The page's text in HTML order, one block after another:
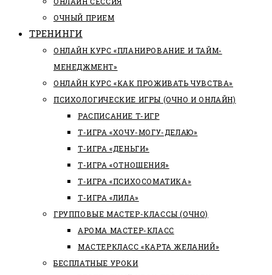
ОЧНЫЙ ПРИЕМ
ТРЕНИНГИ
ОНЛАЙН КУРС «ПЛАНИРОВАНИЕ И ТАЙМ-
МЕНЕДЖМЕНТ»
ОНЛАЙН КУРС «КАК ПРОЖИВАТЬ ЧУВСТВА»
ПСИХОЛОГИЧЕСКИЕ ИГРЫ (ОЧНО И ОНЛАЙН)
РАСПИСАНИЕ Т-ИГР
Т-ИГРА «ХОЧУ-МОГУ-ДЕЛАЮ»
Т-ИГРА «ДЕНЬГИ»
Т-ИГРА «ОТНОШЕНИЯ»
Т-ИГРА «ПСИХОСОМАТИКА»
Т-ИГРА «ЛИЛА»
ГРУППОВЫЕ МАСТЕР-КЛАССЫ (ОЧНО)
АРОМА МАСТЕР-КЛАСС
МАСТЕРКЛАСС «КАРТА ЖЕЛАНИЙ»
БЕСПЛАТНЫЕ УРОКИ